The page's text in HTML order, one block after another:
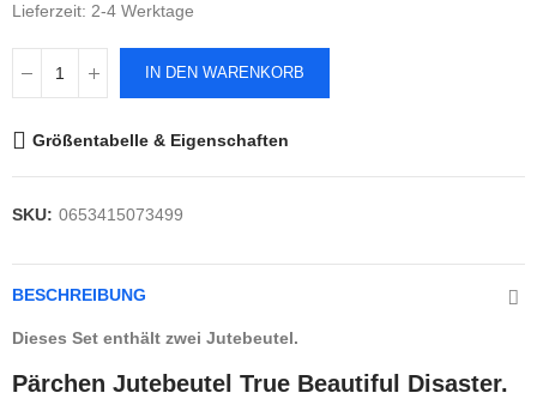
Lieferzeit: 2-4 Werktage
IN DEN WARENKORB
Größentabelle & Eigenschaften
SKU: 0653415073499
BESCHREIBUNG
Dieses Set enthält zwei Jutebeutel.
Pärchen Jutebeutel True Beautiful Disaster.